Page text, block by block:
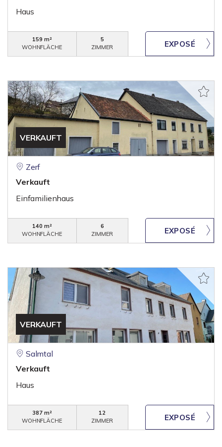
Haus
159 m²
WOHNFLÄCHE
5
ZIMMER
VERKAUFT
Zerf
Verkauft
Einfamilienhaus
140 m²
WOHNFLÄCHE
6
ZIMMER
VERKAUFT
Salmtal
Verkauft
Haus
387 m²
WOHNFLÄCHE
12
ZIMMER